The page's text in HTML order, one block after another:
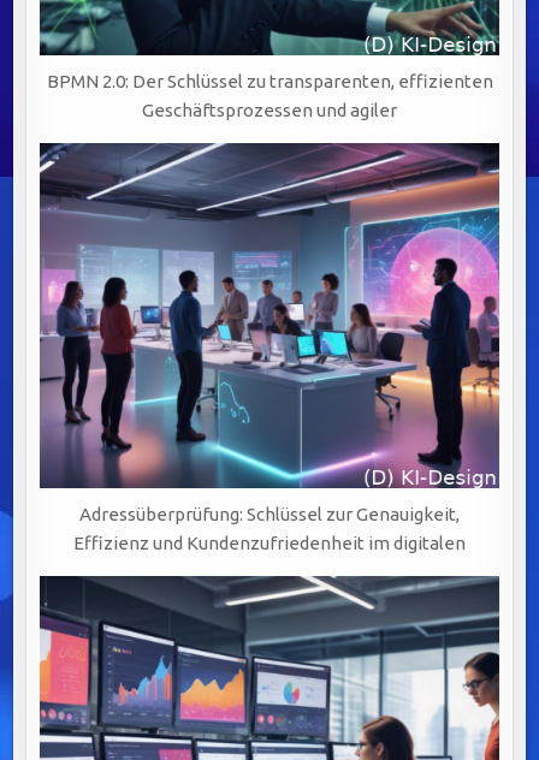
BPMN 2.0: Der Schlüssel zu transparenten, effizienten
Geschäftsprozessen und agiler
Adressüberprüfung: Schlüssel zur Genauigkeit,
Effizienz und Kundenzufriedenheit im digitalen